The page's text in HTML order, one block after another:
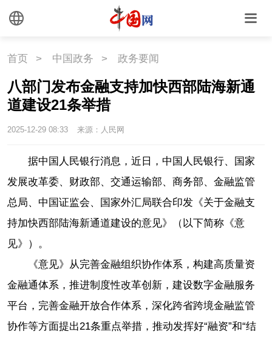
首页 > 中国政务 > 政务要闻
八部门发布金融支持加快西部陆海新通
道建设21条举措
2025-12-29 08:33 来源：人民网
据中国人民银行消息，近日，中国人民银行、国家
发展改革委、财政部、交通运输部、商务部、金融监管
总局、中国证监会、国家外汇局联合印发《关于金融支
持加快西部陆海新通道建设的意见》（以下简称《意
见》）。
《意见》从完善金融组织协作体系，构建高质量资
金融通体系，推进制度性改革创新，建设数字金融服务
平台，完善金融开放合作体系，深化跨省跨境金融监管
协作等方面提出21条重点举措，推动发挥好“融资”和“结